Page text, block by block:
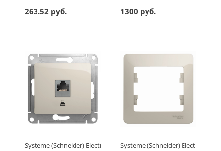
263.52 руб. 1300 руб.
Systeme (Schneider) Electric GLOSSA РОЗЕТКА компьютерная
Systeme (Schneider) Electric